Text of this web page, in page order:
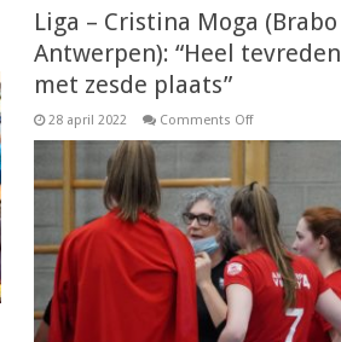
Liga – Cristina Moga (Brabo
Antwerpen): “Heel tevreden
met zesde plaats”
28 april 2022 Comments Offon
Moga
(Brabo
Antwerpen):
“Heel
tevreden
met
zesde
plaats”